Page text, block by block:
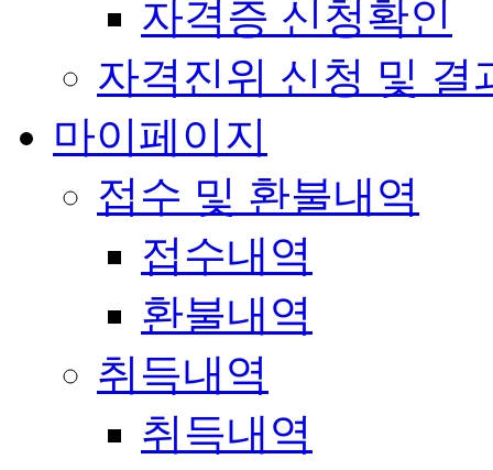
자격증 신청확인
자격진위 신청 및 결
마이페이지
접수 및 환불내역
접수내역
환불내역
취득내역
취득내역